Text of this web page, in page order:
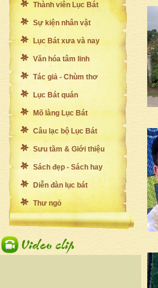
Thành viên Lục Bát
Sự kiện nhân vật
Lục Bát xưa và nay
Văn hóa tâm linh
Tác giả - Chùm thơ
Lục Bát quán
Mõ làng Lục Bát
Câu lạc bộ Lục Bát
Sưu tầm & Giới thiệu
Sách đẹp - Sách hay
Diễn đàn lục bát
Thư ngỏ